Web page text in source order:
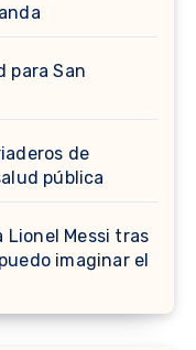
para San
de
pública
Lionel Messi tras
imaginar el